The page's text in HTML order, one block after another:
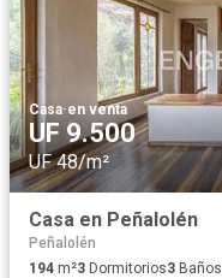
Casa·en venta
UF 9.500
UF 48/m²
Casa en Peñalolén
Peñalolén
194 m²3 Dormitorios3 Baños